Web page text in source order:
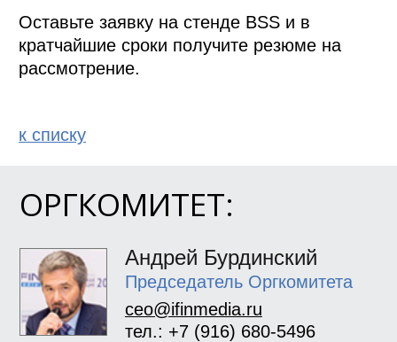
ОРГКОМИТЕТ:
Андрей Бурдинский
Председатель Оргкомитета
ceo@ifinmedia.ru
тел.: +7 (916) 680-5496
Оставьте заявку на стенде BSS и в
кратчайшие сроки получите резюме на
рассмотрение.
к спиcку